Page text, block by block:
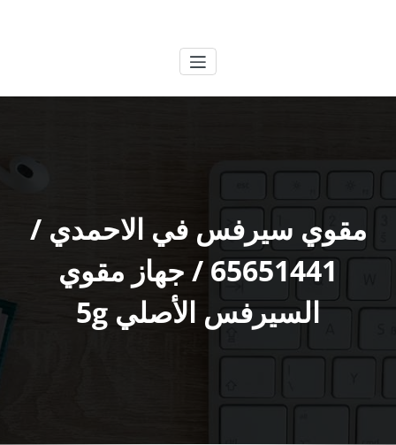
مقوي سيرفس في الاحمدي /
65651441 / جهاز مقوي
السيرفس الأصلي 5g